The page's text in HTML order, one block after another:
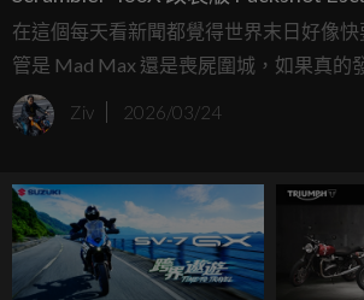
在這個每天看新聞都覺得世界末日好像
管是 Mad Max 還是喪屍圍城，如果真的
的絕對不是一台豪華房車，而是一台能帶
壁、避開塞死路段的生存神器，法國知名
造的最新作品 Packshot Escape，這台車
而生，帥到讓人覺得如果後座沒綁一把十
都對不起這身造型。
Ziv 2026/03/24